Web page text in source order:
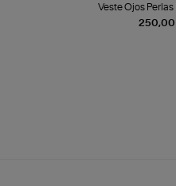
250,00
Veste Ojos